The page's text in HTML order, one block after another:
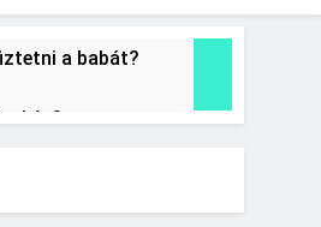
a babát?
kéz?